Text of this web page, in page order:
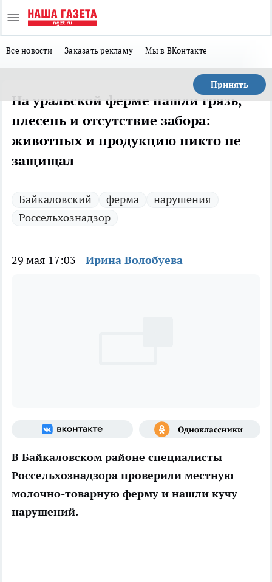
Все новости Заказать рекламу Мы в ВКонтакте
Принять
На уральской ферме нашли грязь,
плесень и отсутствие забора:
животных и продукцию никто не
защищал
Байкаловский ферма
нарушения
Россельхознадзор
29 мая 17:03 Ирина Волобуева
В Байкаловском районе специалисты
Россельхознадзора проверили местную
молочно-товарную ферму и нашли кучу
нарушений.